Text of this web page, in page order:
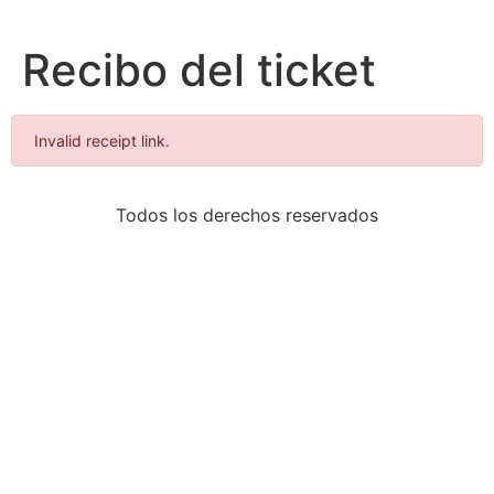
Recibo del ticket
Invalid receipt link.
Todos los derechos reservados